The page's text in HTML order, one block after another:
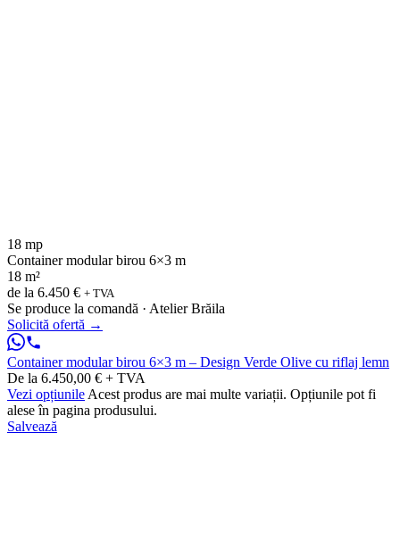
18 mp
Container modular birou 6×3 m
18 m²
de la 6.450 € + TVA
Se produce la comandă · Atelier Brăila
Solicită ofertă →
Container modular birou 6×3 m – Design Verde Olive cu riflaj lemn
De la 6.450,00 € + TVA
Vezi opțiunile Acest produs are mai multe variații. Opțiunile pot fi
alese în pagina produsului.
Salvează